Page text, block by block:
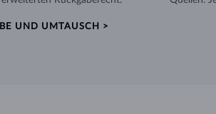
UND UMTAUSCH >